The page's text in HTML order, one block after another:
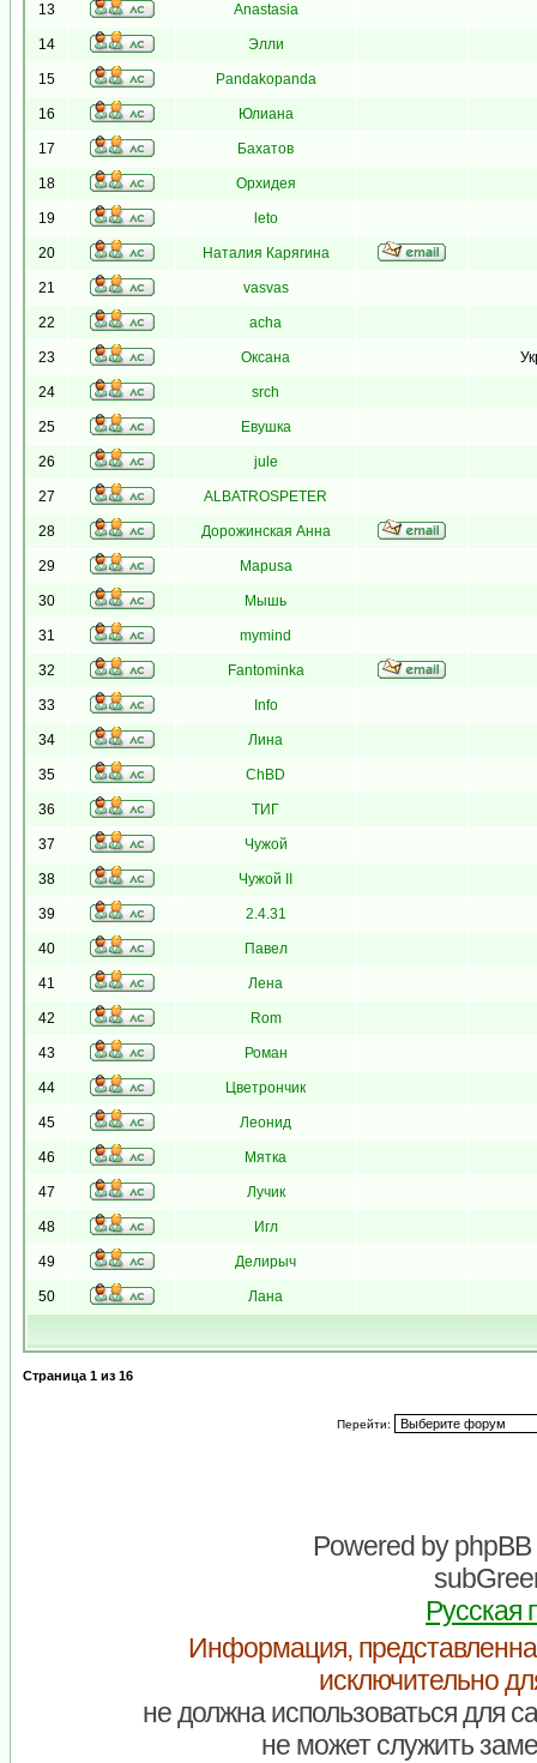
13 Anastasia
14 Элли
15 Pandakopanda
16 Юлиана
17 Бахатов
18 Орхидея
19 leto
20 Наталия Карягина
21 vasvas
22 acha
23 Оксана
24 srch
25 Евушка
26 jule
27 ALBATROSPETER
28 Дорожинская Анна
29 Mapusa
30 Мышь
31 mymind
32 Fantominka
33 Info
34 Лина
35 ChBD
36 ТИГ
37 Чужой
38 Чужой II
39 2.4.31
40 Павел
41 Лена
42 Rom
43 Роман
44 Цветрончик
45 Леонид
46 Мятка
47 Лучик
48 Игл
49 Делирыч
50 Лана
Страница 1 из 16
Перейти:
Powered byphpBB
Русская
Информация,
исключительно
не должна использоваться для
не может служить